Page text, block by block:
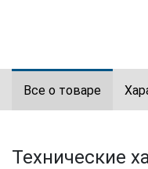
Все о товаре
Технические